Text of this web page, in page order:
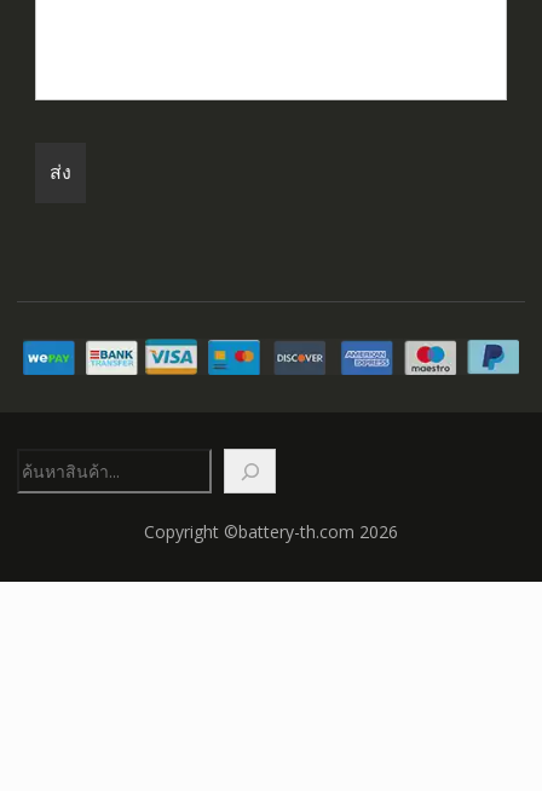
Copyright ©battery-th.com 2026